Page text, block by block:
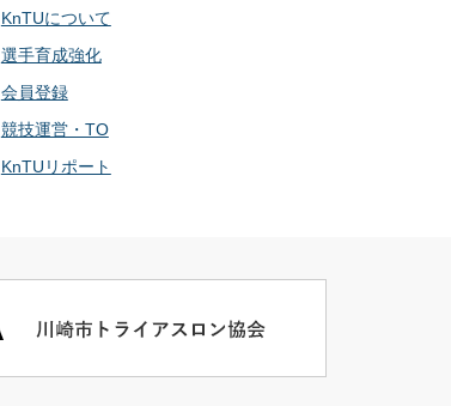
KnTUについて
選手育成強化
会員登録
競技運営・TO
KnTUリポート